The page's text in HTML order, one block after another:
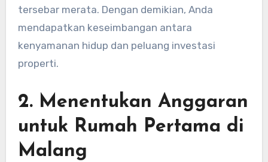
tersebar merata. Dengan demikian, Anda
mendapatkan keseimbangan antara
kenyamanan hidup dan peluang investasi
properti.
2. Menentukan Anggaran
untuk Rumah Pertama di
Malang